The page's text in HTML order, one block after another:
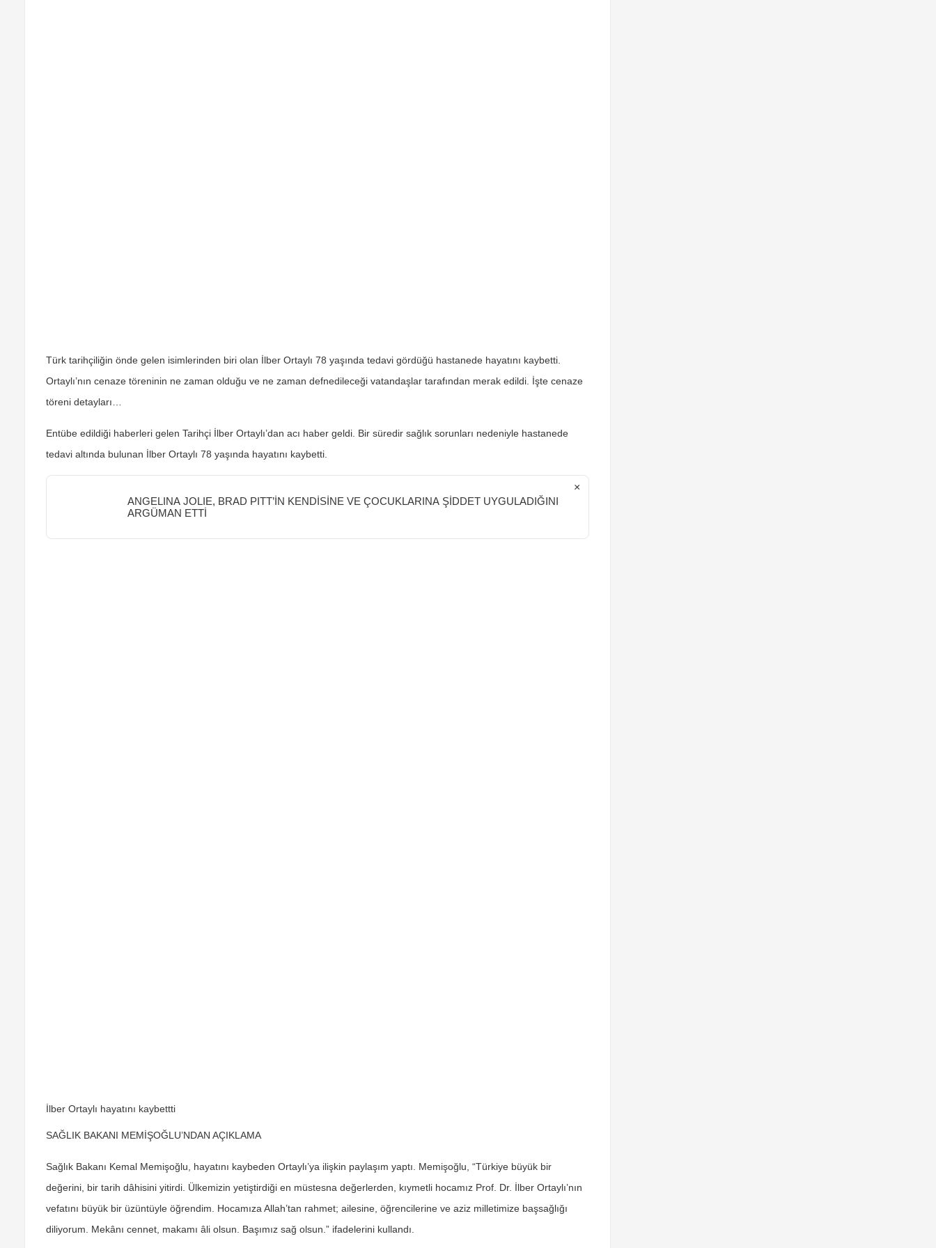
Türk tarihçiliğin önde gelen isimlerinden biri olan İlber Ortaylı 78 yaşında tedavi gördüğü hastanede hayatını kaybetti.
Ortaylı’nın cenaze töreninin ne zaman olduğu ve ne zaman defnedileceği vatandaşlar tarafından merak edildi. İşte cenaze
töreni detayları…
Entübe edildiği haberleri gelen Tarihçi İlber Ortaylı’dan acı haber geldi. Bir süredir sağlık sorunları nedeniyle hastanede
tedavi altında bulunan İlber Ortaylı 78 yaşında hayatını kaybetti.
ANGELINA JOLIE, BRAD PITT’İN KENDİSİNE VE ÇOCUKLARINA ŞİDDET UYGULADIĞINI
ARGÜMAN ETTİ
×
İlber Ortaylı hayatını kaybettti
SAĞLIK BAKANI MEMİŞOĞLU’NDAN AÇIKLAMA
Sağlık Bakanı Kemal Memişoğlu, hayatını kaybeden Ortaylı’ya ilişkin paylaşım yaptı. Memişoğlu, “Türkiye büyük bir
değerini, bir tarih dâhisini yitirdi. Ülkemizin yetiştirdiği en müstesna değerlerden, kıymetli hocamız Prof. Dr. İlber Ortaylı’nın
vefatını büyük bir üzüntüyle öğrendim. Hocamıza Allah’tan rahmet; ailesine, öğrencilerine ve aziz milletimize başsağlığı
diliyorum. Mekânı cennet, makamı âli olsun. Başımız sağ olsun.” ifadelerini kullandı.